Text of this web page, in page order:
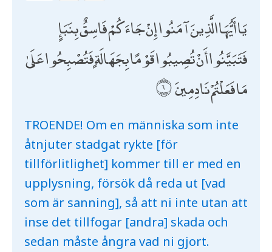
يَا أَيُّهَا الَّذِينَ آمَنُوا إِنْ جَاءَكُمْ فَاسِقٌ بِنَبَإٍ
فَتَبَيَّنُوا أَنْ تُصِيبُوا قَوْمًا بِجَهَالَةٍ فَتُصْبِحُوا عَلَىٰ
مَا فَعَلْتُمْ نَادِمِينَ
TROENDE! Om en människa som inte
åtnjuter stadgat rykte [för
tillförlitlighet] kommer till er med en
upplysning, försök då reda ut [vad
som är sanning], så att ni inte utan att
inse det tillfogar [andra] skada och
sedan måste ångra vad ni gjort.